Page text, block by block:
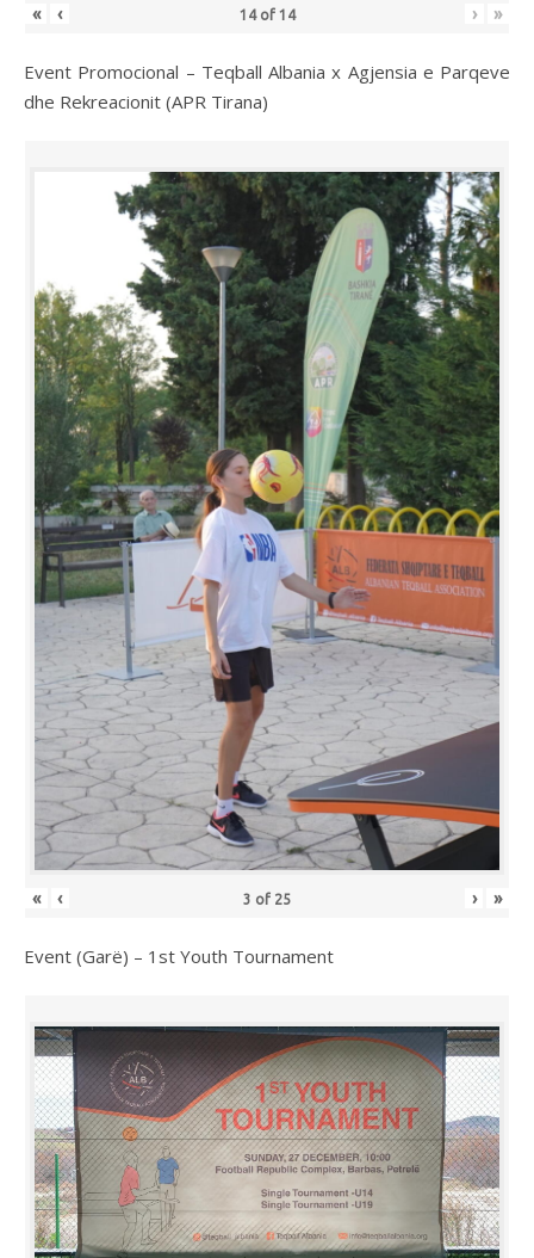
« ‹ 14of 14 › »
Event Promocional – Teqball Albania x Agjensia e Parqeve
dhe Rekreacionit (APR Tirana)
« ‹ 3 of 25 › »
Event (Garë) – 1st Youth Tournament